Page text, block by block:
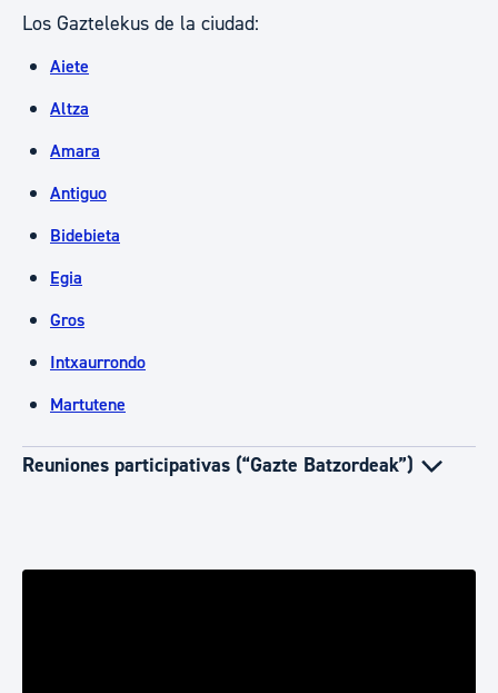
Los Gaztelekus de la ciudad:
Aiete
Altza
Amara
Antiguo
Bidebieta
Egia
Gros
Intxaurrondo
Martutene
Reuniones participativas (“Gazte Batzordeak”)